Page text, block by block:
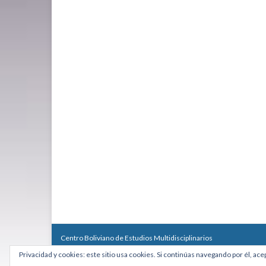
Centro Boliviano de Estudios Multidisciplinarios
Calle Macario Pinilla # 2588 esq. Av. Arce, Edificio Arcadia,
Teléfono: +591 2431818 - Celular: +591 73027636
Privacidad y cookies: este sitio usa cookies. Si continúas navegando por él,